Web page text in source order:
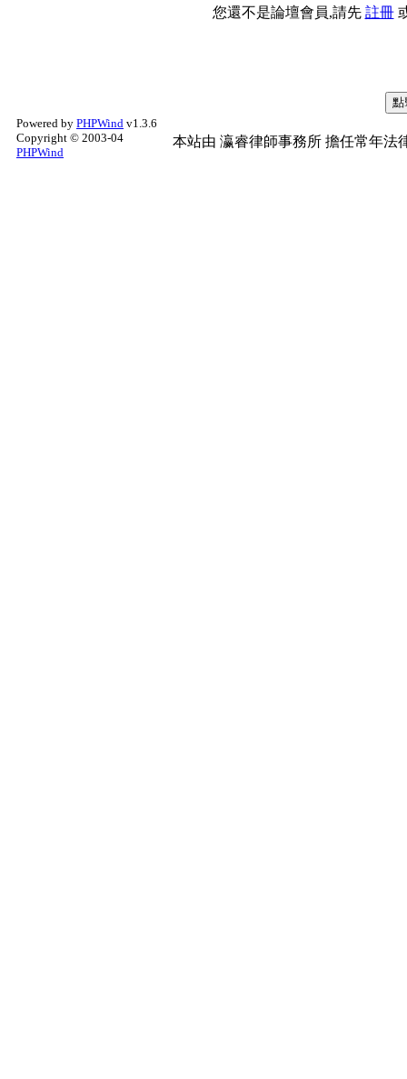
您還不是論壇會員,請先 註冊
Powered by PHPWind v1.3.6
Copyright © 2003-04
PHPWind
本站由 瀛睿律師事務所 擔任常年法